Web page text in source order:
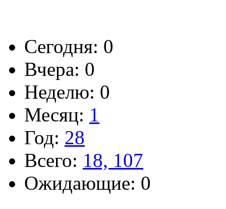
Сегодня: 0
Вчера: 0
Неделю: 0
Месяц: 1
Год: 28
Всего: 18, 107
Ожидающие: 0